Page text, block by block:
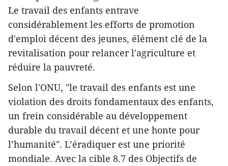
Le travail des enfants entrave
considérablement les efforts de promotion
d'emploi décent des jeunes, élément clé de la
revitalisation pour relancer l'agriculture et
réduire la pauvreté.
Selon l'ONU, "le travail des enfants est une
violation des droits fondamentaux des enfants,
un frein considérable au développement
durable du travail décent et une honte pour
l’humanité". L’éradiquer est une priorité
mondiale. Avec la cible 8.7 des Objectifs de